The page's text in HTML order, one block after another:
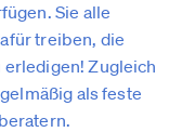
Sie alle
treiben, die
erledigen! Zugleich
als feste